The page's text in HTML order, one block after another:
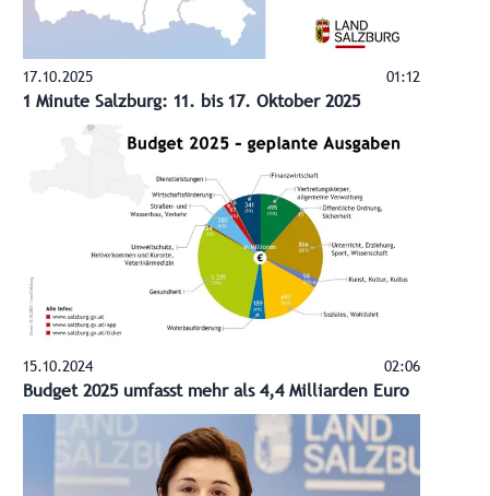
17.10.2025 01:12
1 Minute Salzburg: 11. bis 17. Oktober 2025
15.10.2024 02:06
Budget 2025 umfasst mehr als 4,4 Milliarden Euro